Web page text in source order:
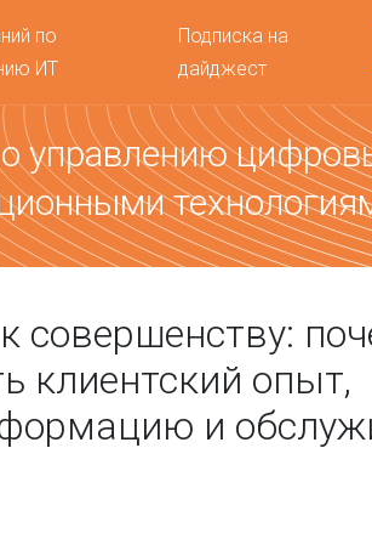
по
ИТ
Подписка на
дайджест
управлению
совершенству:
клиентский опыт,
и